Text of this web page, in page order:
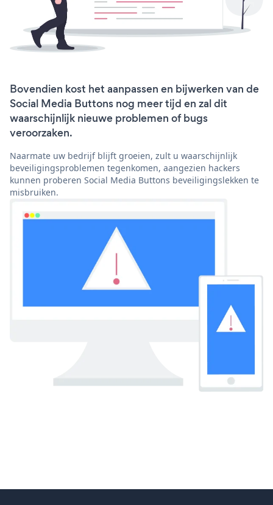
Bovendien kost het aanpassen en bijwerken van de
Social Media Buttons nog meer tijd en zal dit
waarschijnlijk nieuwe problemen of bugs
veroorzaken.
Naarmate uw bedrijf blijft groeien, zult u waarschijnlijk
beveiligingsproblemen tegenkomen, aangezien hackers
kunnen proberen Social Media Buttons beveiligingslekken te
misbruiken.